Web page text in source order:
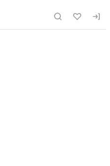
сайту
допущена в